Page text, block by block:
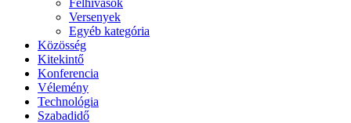
Felhívások
Versenyek
Egyéb kategória
Közösség
Kitekintő
Konferencia
Vélemény
Technológia
Szabadidő